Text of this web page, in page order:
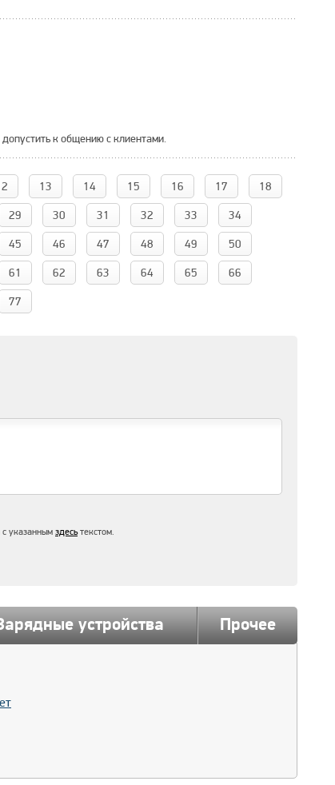
к общению с клиентами.
13 14 15 16 17
18
29 30 31 32 33
34
45 46 47 48 49
50
61 62 63 64 65
66
77
с указанным здесьтекстом.
устройства Прочее